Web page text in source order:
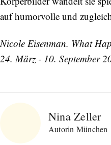
auf humorvolle und
Nicole Eisenman. What
24. März - 10. September
Nina Zeller
Autorin München
Abonnieren Sie
Orte,
Bitte schicken Sie mir
Einwilligung den